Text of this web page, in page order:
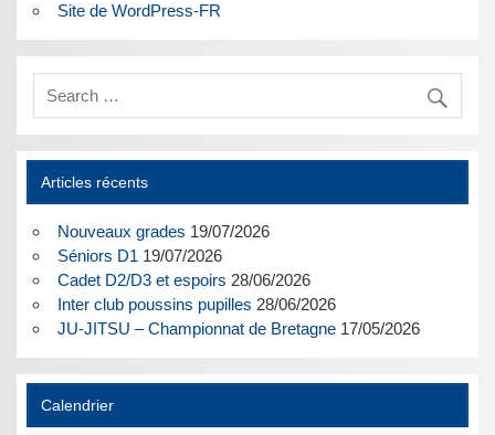
Site de WordPress-FR
Articles récents
Nouveaux grades 19/07/2026
Séniors D1 19/07/2026
Cadet D2/D3 et espoirs 28/06/2026
Inter club poussins pupilles 28/06/2026
JU-JITSU – Championnat de Bretagne 17/05/2026
Calendrier